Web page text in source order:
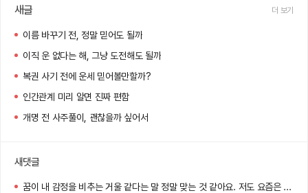
새글 더 보기
이름 바꾸기 전, 정말 믿어도 될까
이직 운 없다는 해, 그냥 도전해도 될까
복권 사기 전에 운세 믿어볼만할까?
인간관계 미리 알면 진짜 편함
개명 전 사주풀이, 괜찮을까 싶어서
새댓글
꿈이 내 감정을 비추는 거울 같다는 말 정말 맞는 것 같아요. 저도 요즘은 아침마다 꿈을 기록하게 됐어요 :)